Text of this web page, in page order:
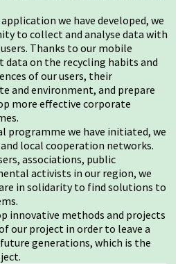
we have developed, we
to collect and analyse data with
Thanks to our mobile
on the recycling habits and
of our users, their
and environment, and prepare
more effective corporate
programme we have initiated, we
local cooperation networks.
associations, public
activists in our region, we
in solidarity to find solutions to
innovative methods and projects
our project in order to leave a
generations, which is the